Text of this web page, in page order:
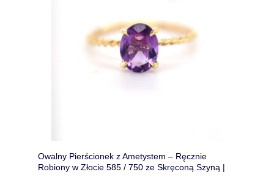
Owalny Pierścionek z Ametystem – Ręcznie
Robiony w Złocie 585 / 750 ze Skręconą Szyną |